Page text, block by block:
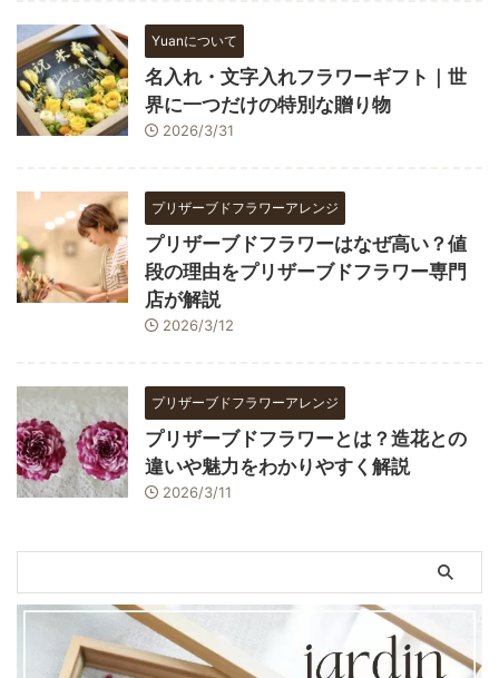
Yuanについて
名入れ・文字入れフラワーギフト｜世
界に一つだけの特別な贈り物
2026/3/31
プリザーブドフラワーアレンジ
プリザーブドフラワーはなぜ高い？値
段の理由をプリザーブドフラワー専門
店が解説
2026/3/12
プリザーブドフラワーアレンジ
プリザーブドフラワーとは？造花との
違いや魅力をわかりやすく解説
2026/3/11